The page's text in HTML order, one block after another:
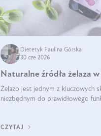
Dietetyk Paulina Górska
30 cze 2026
Naturalne źródła żelaza
Żelazo jest jednym z kluczowych
niezbędnym do prawidłowego
źródeł tego pierwiastka.
CZYTAJ